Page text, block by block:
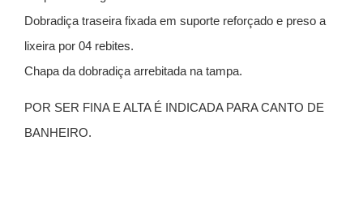
Dobradiça traseira fixada em suporte reforçado e preso a
lixeira por 04 rebites.
Chapa da dobradiça arrebitada na tampa.
POR SER FINA E ALTA É INDICADA PARA CANTO DE
BANHEIRO.